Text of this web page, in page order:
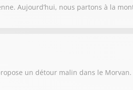
Aujourd’hui, nous partons à la
un détour malin dans le Morvan.